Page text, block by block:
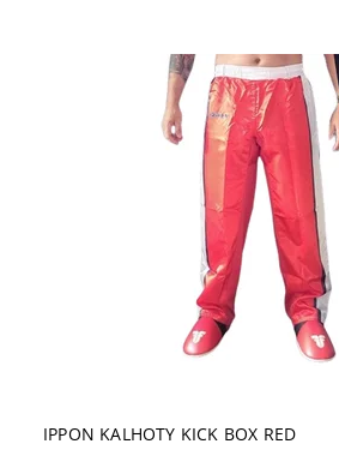
IPPON KALHOTY KICK BOX RED